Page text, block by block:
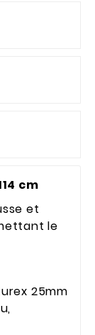
cm
et
le
25mm